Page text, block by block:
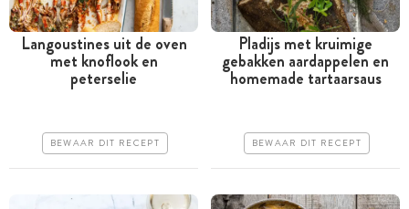
Tussen 30 minuten en 1
Langoustines uit de oven
met knoflook en
peterselie
BEWAAR DIT RECEPT
Tussen 30 minuten en 1
uur
Pladijs met kruimige
gebakken aardappelen en
homemade tartaarsaus
BEWAAR DIT RECEPT